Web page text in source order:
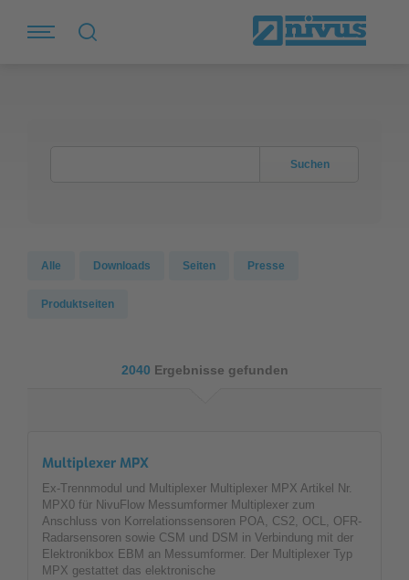
Suchen
Alle Downloads Seiten Presse
Produktseiten
2040 Ergebnisse gefunden
Multiplexer MPX
Ex-Trennmodul und Multiplexer Multiplexer MPX Artikel Nr.
MPX0 für NivuFlow Messumformer Multiplexer zum
Anschluss von Korrelationssensoren POA, CS2, OCL, OFR-
Radarsensoren sowie CSM und DSM in Verbindung mit der
Elektronikbox EBM an Messumformer. Der Multiplexer Typ
MPX gestattet das elektronische